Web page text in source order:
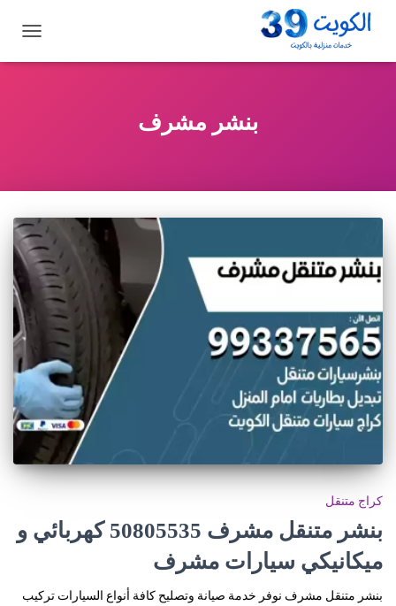
التنقل
بنشر مشرف
كراج متنقل
بنشر متنقل مشرف 50805535‬ كهربائي و
ميكانيكي سيارات مشرف
بنشر متنقل مشرف نوفر خدمة صيانة وتصليح كافة أنواع السيارات تركيب